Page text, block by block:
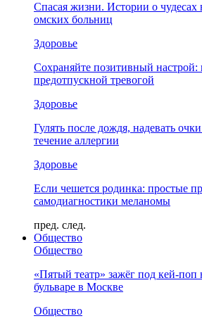
Спасая жизни. Истории о
омских больниц
Здоровье
Сохраняйте позитивный настрой:
предотпускной тревогой
Здоровье
Гулять после дождя, надевать
течение аллергии
Здоровье
Если чешется родинка: простые
самодиагностики меланомы
пред. след.
Общество
Общество
«Пятый театр» зажёг под кей-
бульваре в Москве
Общество